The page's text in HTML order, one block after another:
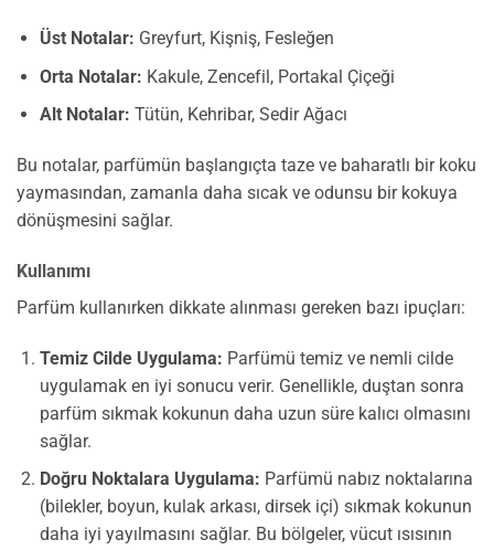
Üst Notalar: Greyfurt, Kişniş, Fesleğen
Orta Notalar: Kakule, Zencefil, Portakal Çiçeği
Alt Notalar: Tütün, Kehribar, Sedir Ağacı
Bu notalar, parfümün başlangıçta taze ve baharatlı bir koku
yaymasından, zamanla daha sıcak ve odunsu bir kokuya
dönüşmesini sağlar.
Kullanımı
Parfüm kullanırken dikkate alınması gereken bazı ipuçları:
Temiz Cilde Uygulama: Parfümü temiz ve nemli cilde
uygulamak en iyi sonucu verir. Genellikle, duştan sonra
parfüm sıkmak kokunun daha uzun süre kalıcı olmasını
sağlar.
Doğru Noktalara Uygulama: Parfümü nabız noktalarına
(bilekler, boyun, kulak arkası, dirsek içi) sıkmak kokunun
daha iyi yayılmasını sağlar. Bu bölgeler, vücut ısısının